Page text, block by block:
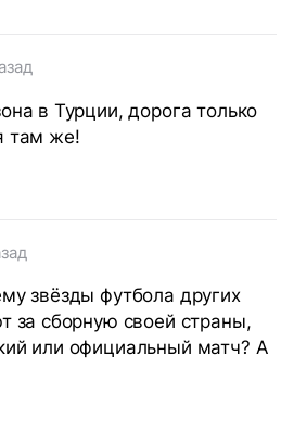
в Турции, дорога только
там же!
звёзды футбола других
за сборную своей страны,
или официальный матч? А